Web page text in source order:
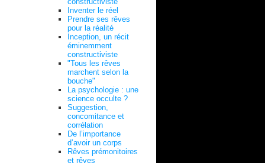
Inventer le réel
Prendre ses rêves
pour la réalité
Inception, un récit
éminemment
constructiviste
"Tous les rêves
marchent selon la
bouche"
La psychologie : une
science occulte ?
Suggestion,
concomitance et
corrélation
De l’importance
d’avoir un corps
Rêves prémonitoires
et rêves